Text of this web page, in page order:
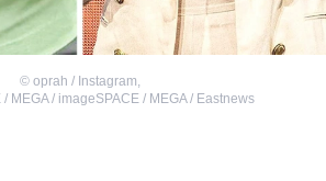
© oprah / Instagram
MEGA / imageSPACE / MEGA / Eastnews